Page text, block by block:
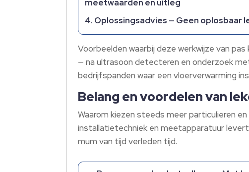
meetwaarden en uitleg
Oplossingsadvies — Geen oplosbaar
Voorbeelden waarbij deze werkwijze van
— na ultrasoon detecteren en onderzoek
bedrijfspanden waar een vloerverwarming
Belang en voordelen van
Waarom kiezen steeds meer particulieren
installatietechniek en meetapparatuur
mum van tijd verleden tijd.